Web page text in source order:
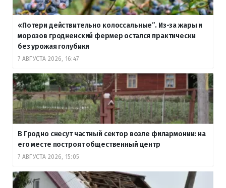
«Потери действительно колоссальные”. Из-за жары и
морозов гродненский фермер остался практически
без урожая голубики
7 АВГУСТА 2026, 16:47
В Гродно снесут частный сектор возле филармонии: на
его месте построят общественный центр
7 АВГУСТА 2026, 15:05